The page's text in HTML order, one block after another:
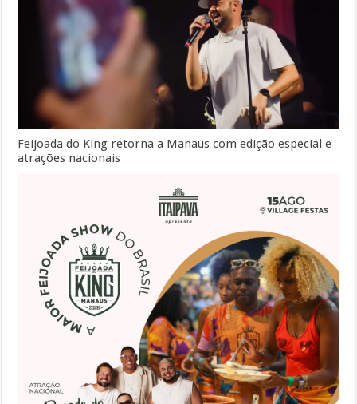
Feijoada do King retorna a Manaus com edição especial e
atrações nacionais